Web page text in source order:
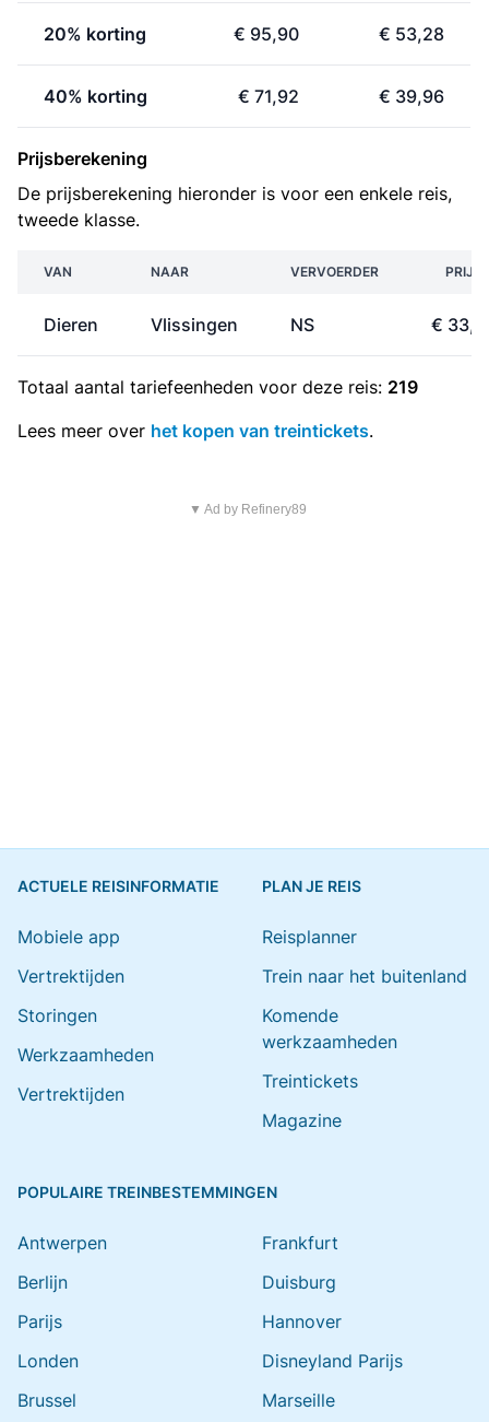
20% korting € 95,90 € 53,28
40% korting € 71,92 € 39,96
Prijsberekening
De prijsberekening hieronder is voor een enkele reis,
tweede klasse.
VAN NAAR VERVOERDER PRIJS
Dieren Vlissingen NS €
Totaal aantal tariefeenheden voor deze reis: 219
Lees meer over het kopen van treintickets.
▼ Ad by Refinery89
ACTUELE REISINFORMATIE
Mobiele app
Vertrektijden
Storingen
Werkzaamheden
Vertrektijden
PLAN JE REIS
Reisplanner
Trein naar het buitenland
Komende
werkzaamheden
Treintickets
Magazine
POPULAIRE TREINBESTEMMINGEN
Antwerpen
Berlijn
Parijs
Londen
Brussel
Frankfurt
Duisburg
Hannover
Disneyland Parijs
Marseille